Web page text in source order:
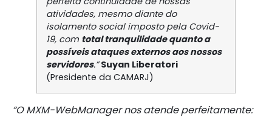
atividades, mesmo diante do
isolamento social imposto pela Covid-
19, com total tranquilidade quanto a
possíveis ataques externos aos nossos
servidores.” Suyan Liberatori
(Presidente da CAMARJ)
“OMXM-WebManagernos atende perfeitamente: